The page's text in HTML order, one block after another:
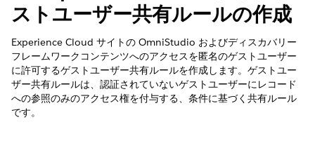
ストユーザー共有ルールの作成
Experience Cloud サイトの OmniStudio およびディスカバリー
フレームワークコンテンツへのアクセスを匿名のゲストユーザー
に許可するゲストユーザー共有ルールを作成します。ゲストユー
ザー共有ルールは、認証されていないゲストユーザーにレコード
への参照のみのアクセス権を付与する、条件に基づく共有ルール
です。